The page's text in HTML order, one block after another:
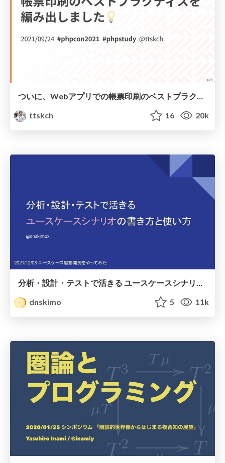
ttskch
16 20k
分析・設計・テストで活きる ユースケースシナリオの書き方と使い方
dnskimo
5 11k